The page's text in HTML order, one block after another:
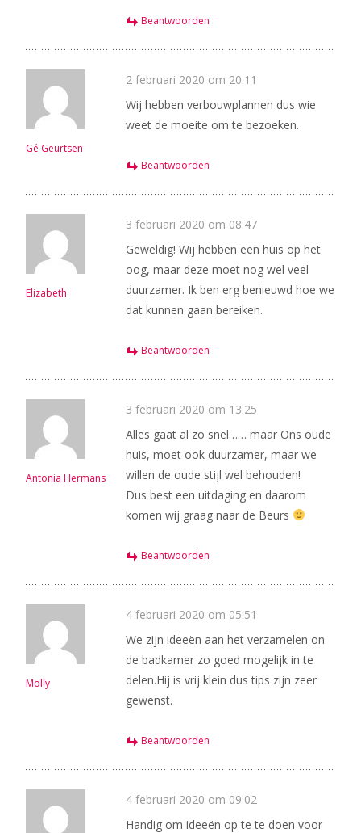
Beantwoorden
Gé Geurtsen
2 februari 2020 om 20:11
Wij hebben verbouwplannen dus wie
weet de moeite om te bezoeken.
Beantwoorden
Elizabeth
3 februari 2020 om 08:47
Geweldig! Wij hebben een huis op het
oog, maar deze moet nog wel veel
duurzamer. Ik ben erg benieuwd hoe we
dat kunnen gaan bereiken.
Beantwoorden
Antonia Hermans
3 februari 2020 om 13:25
Alles gaat al zo snel…… maar Ons oude
huis, moet ook duurzamer, maar we
willen de oude stijl wel behouden!
Dus best een uitdaging en daarom
komen wij graag naar de Beurs
Beantwoorden
Molly
4 februari 2020 om 05:51
We zijn ideeën aan het verzamelen on
de badkamer zo goed mogelijk in te
delen.Hij is vrij klein dus tips zijn zeer
gewenst.
Beantwoorden
4 februari 2020 om 09:02
Handig om ideeën op te te doen voor